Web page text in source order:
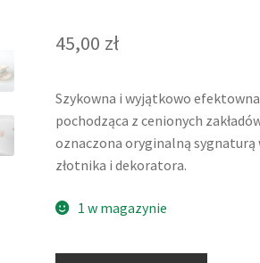
45,00 zł
Szykowna i wyjątkowo
pochodząca z cenionych
oznaczona oryginalną
złotnika i dekoratora.
1 w magazynie